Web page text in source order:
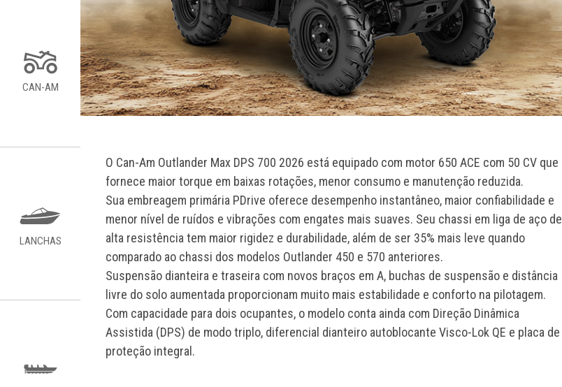
CAN-AM
LANCHAS
O Can-Am Outlander Max DPS 700 2026 está equipado com motor 650 ACE com 50 CV que
fornece maior torque em baixas rotações, menor consumo e manutenção reduzida.
Sua embreagem primária PDrive oferece desempenho instantâneo, maior confiabilidade e
menor nível de ruídos e vibrações com engates mais suaves. Seu chassi em liga de aço de
alta resistência tem maior rigidez e durabilidade, além de ser 35% mais leve quando
comparado ao chassi dos modelos Outlander 450 e 570 anteriores.
Suspensão dianteira e traseira com novos braços em A, buchas de suspensão e distância
livre do solo aumentada proporcionam muito mais estabilidade e conforto na pilotagem.
Com capacidade para dois ocupantes, o modelo conta ainda com Direção Dinâmica
Assistida (DPS) de modo triplo, diferencial dianteiro autoblocante Visco-Lok QE e placa de
proteção integral.